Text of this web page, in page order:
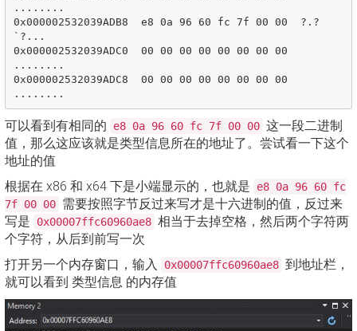
........
0x000002532039ADB8  e8 0a 96 60 fc 7f 00 00  ?.?
`?...
0x000002532039ADC0  00 00 00 00 00 00 00 00
........
0x000002532039ADC8  00 00 00 00 00 00 00 00
可以看到有相同的 e8 0a 96 60 fc 7f 00 00 这一段二进制
值，那么这应该就是类型信息所在的地址了。尝试看一下这个
地址的值
根据在 x86 和 x64 下是小端显示的，也就是
e8 0a 96 60 fc
7f 00 00 需要按照字节反过来写才是十六进制的值，反过来
写是
0x00007ffc60960ae8 相当于去掉空格，然后两个字符两
个字符，从后到前写一次
打开另一个内存窗口，输入
0x00007ffc60960ae8 到地址栏，
就可以看到 类型信息 的内存值